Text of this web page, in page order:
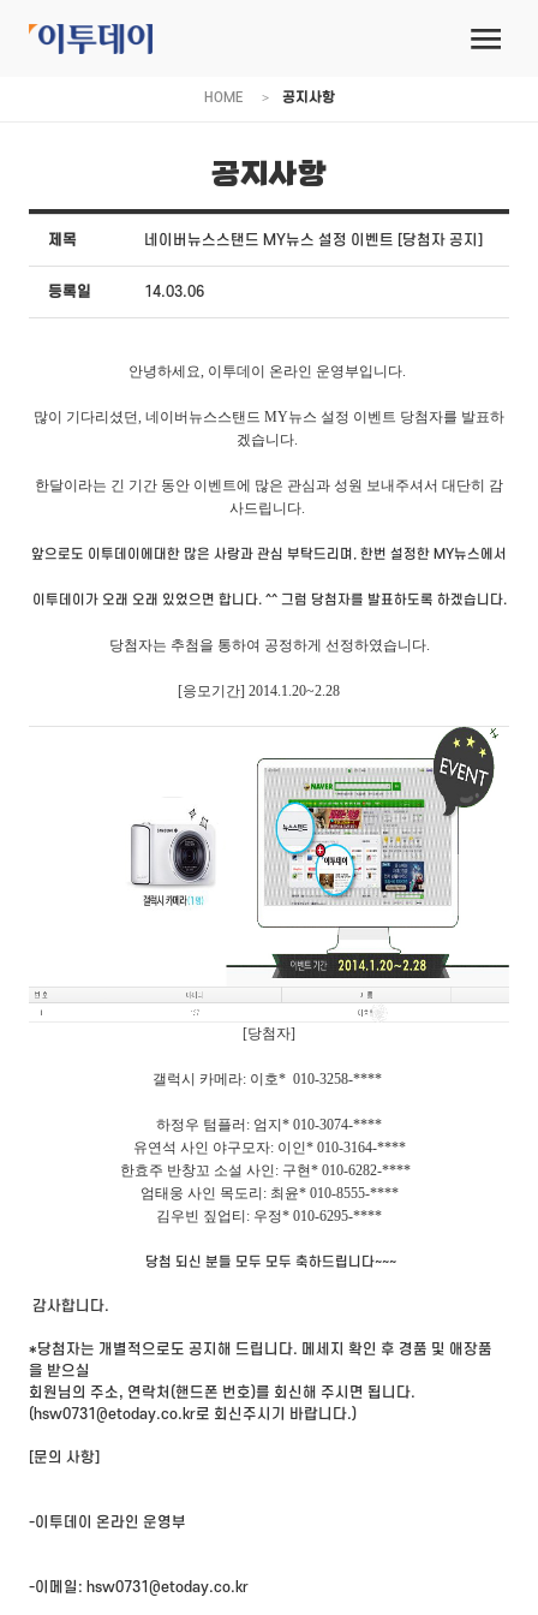
HOME 공지사항
공지사항
제목 네이버뉴스스탠드 MY뉴스 설정 이벤트 [당첨자 공지]
등록일 14.03.06
안녕하세요, 이투데이 온라인 운영부입니다.
많이 기다리셨던, 네이버뉴스스탠드 MY뉴스 설정 이벤트 당첨자를 발표하
겠습니다.
한달이라는 긴 기간 동안 이벤트에 많은 관심과 성원 보내주셔서 대단히 감
사드립니다.
앞으로도 이투데이에대한 많은 사랑과 관심 부탁드리며, 한번 설정한 MY뉴스에서
이투데이가 오래 오래 있었으면 합니다. ^^ 그럼 당첨자를 발표하도록 하겠습니다.
당첨자는 추첨을 통하여 공정하게 선정하였습니다.
[응모기간] 2014.1.20~2.28
[당첨자]
갤럭시 카메라: 이호* 010-3258-****
하정우 텀플러: 엄지* 010-3074-****
유연석 사인 야구모자: 이인* 010-3164-****
한효주 반창꼬 소설 사인: 구현* 010-6282-****
엄태웅 사인 목도리: 최윤* 010-8555-****
김우빈 짚업티: 우정* 010-6295-****
당첨 되신 분들 모두 모두 축하드립니다~~~
감사합니다.
*당첨자는 개별적으로도 공지해 드립니다. 메세지 확인 후 경품 및 애장품
을 받으실
회원님의 주소, 연락처(핸드폰 번호)를 회신해 주시면 됩니다.
( hsw0731@etoday.co.kr로 회신주시기 바랍니다.)
[문의 사항]
-이투데이 온라인 운영부
-이메일: hsw0731@etoday.co.kr